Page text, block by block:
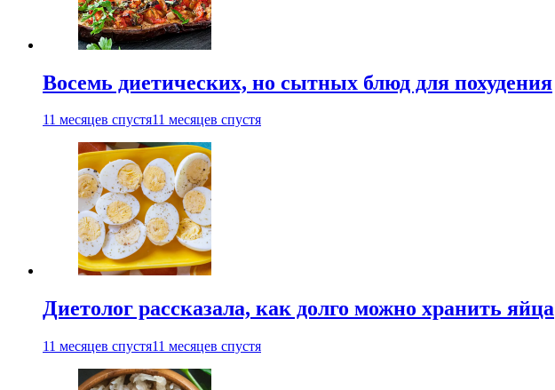
Восемь диетических, но сытных блюд для похудения
11 месяцев спустя11 месяцев спустя
Диетолог рассказала, как долго можно хранить яйца
11 месяцев спустя11 месяцев спустя